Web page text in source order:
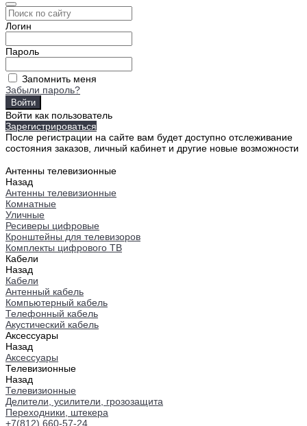
Логин
Пароль
Запомнить меня
Забыли пароль?
Войти как пользователь
Зарегистрироваться
После регистрации на сайте вам будет доступно отслеживание
состояния заказов, личный кабинет и другие новые возможности
Антенны телевизионные
Назад
Антенны телевизионные
Комнатные
Уличные
Ресиверы цифровые
Кронштейны для телевизоров
Комплекты цифрового ТВ
Кабели
Назад
Кабели
Антенный кабель
Компьютерный кабель
Телефонный кабель
Акустический кабель
Аксессуары
Назад
Аксессуары
Телевизионные
Назад
Телевизионные
Делители, усилители, грозозащита
Переходники, штекера
+7(812) 660-57-24